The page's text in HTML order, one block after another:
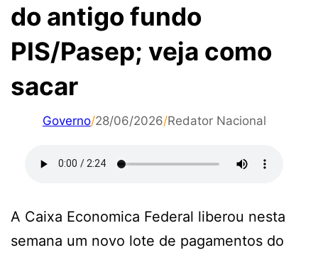
do antigo fundo
PIS/Pasep; veja como
sacar
Governo/28/06/2026/Redator Nacional
A Caixa Economica Federal liberou nesta
semana um novo lote de pagamentos do